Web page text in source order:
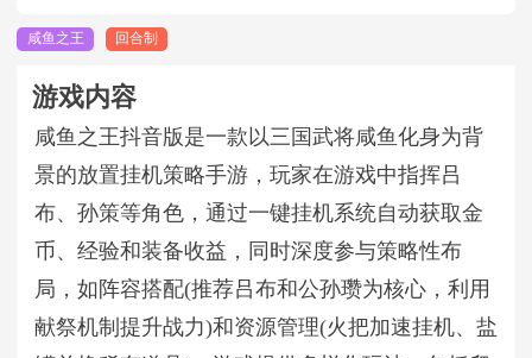
咸鱼之王 回合制
游戏内容
咸鱼之王抖音版是一款以三国武将咸鱼化身为背
景的放置挂机策略手游，玩家在游戏中指挥吕
布、孙策等角色，通过一键挂机系统自动获取金
币、经验和装备收益，同时深度参与策略性布
局，如阵容搭配(推荐吕布和公孙瓒为核心，利用
献祭机制提升战力)和资源管理(火把加速挂机、盐